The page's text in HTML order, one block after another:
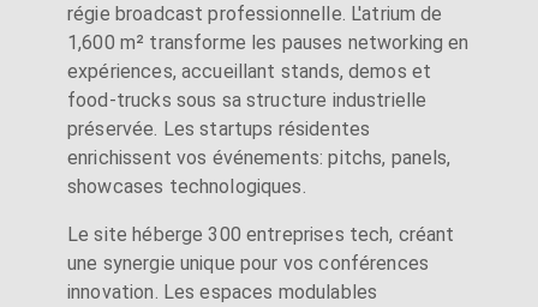
régie broadcast professionnelle. L'atrium de
1,600 m² transforme les pauses networking en
expériences, accueillant stands, demos et
food-trucks sous sa structure industrielle
préservée. Les startups résidentes
enrichissent vos événements: pitchs, panels,
showcases technologiques.
Le site héberge 300 entreprises tech, créant
une synergie unique pour vos conférences
innovation. Les espaces modulables